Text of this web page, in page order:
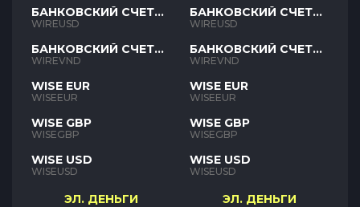
БАНКОВСКИЙ СЧЕТ
USD
WIREUSD
БАНКОВСКИЙ СЧЕТ
VND
WIREVND
WISE EUR
WISEEUR
WISE GBP
WISEGBP
WISE USD
WISEUSD
ЭЛ. ДЕНЬГИ
БАНКОВСКИЙ СЧЕТ
USD
WIREUSD
БАНКОВСКИЙ СЧЕТ
VND
WIREVND
WISE EUR
WISEEUR
WISE GBP
WISEGBP
WISE USD
WISEUSD
ЭЛ. ДЕНЬГИ